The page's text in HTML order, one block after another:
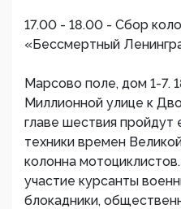
17.00 - 18.00 - Сбор
«Бессмертный
Марсово поле, дом 1-7.
Миллионной улице к
главе шествия пройдут
техники времен
колонна
участие курсанты
блокадники,